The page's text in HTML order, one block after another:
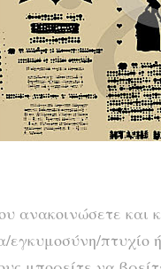
ανακοινώσετε και
εγκυμοσύνη/πτυχίο